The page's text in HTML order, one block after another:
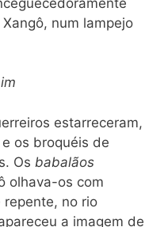
num lampejo
estarreceram,
os broquéis de
Os babalãos
olhava-os com
repente, no rio
a imagem de